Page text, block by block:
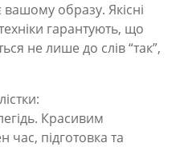
вашому образу. Якісні
гарантують, що
не лише до слів “так”,
Красивим
час, підготовка та